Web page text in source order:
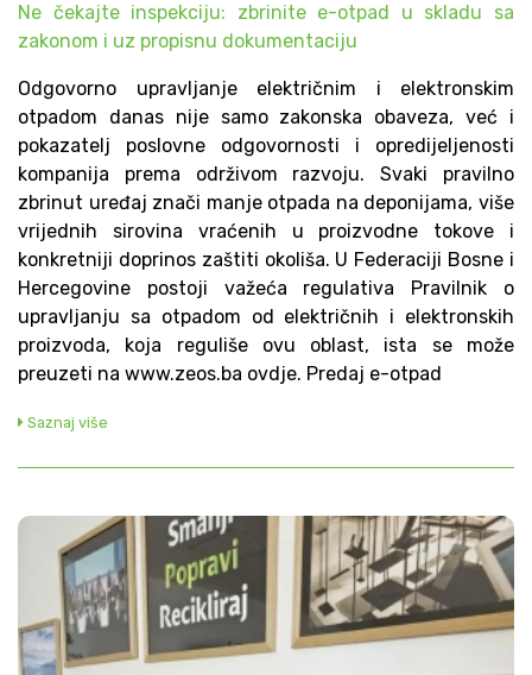
Ne čekajte inspekciju: zbrinite e-otpad u skladu sa
zakonom i uz propisnu dokumentaciju
Odgovorno upravljanje električnim i elektronskim
otpadom danas nije samo zakonska obaveza, već i
pokazatelj poslovne odgovornosti i opredijeljenosti
kompanija prema održivom razvoju. Svaki pravilno
zbrinut uređaj znači manje otpada na deponijama, više
vrijednih sirovina vraćenih u proizvodne tokove i
konkretniji doprinos zaštiti okoliša. U Federaciji Bosne i
Hercegovine postoji važeća regulativa Pravilnik o
upravljanju sa otpadom od električnih i elektronskih
proizvoda, koja reguliše ovu oblast, ista se može
preuzeti na www.zeos.ba ovdje. Predaj e-otpad
Saznaj više